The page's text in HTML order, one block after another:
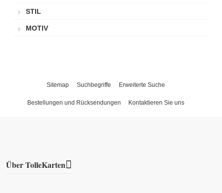
STIL
MOTIV
Sitemap Suchbegriffe Erweiterte Suche
Bestellungen und Rücksendungen Kontaktieren Sie uns
Über TolleKarten